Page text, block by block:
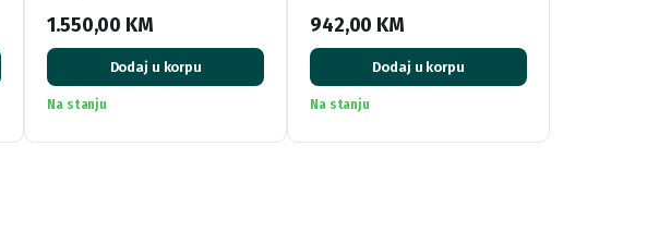
1.550,00 KM
Dodaj u korpu
Na stanju
942,00 KM
Dodaj u korpu
Na stanju